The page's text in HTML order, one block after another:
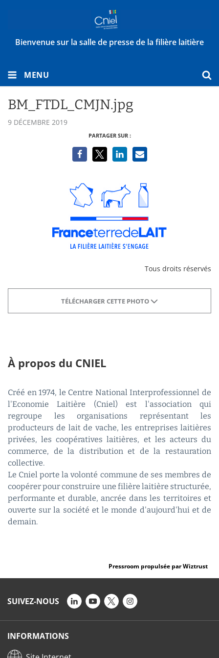
Bienvenue sur la salle de presse de la filière laitière
MENU
BM_FTDL_CMJN.jpg
9 DÉCEMBRE 2019
PARTAGER SUR :
Tous droits réservés
TÉLÉCHARGER CETTE PHOTO
À propos du CNIEL
Créé en 1974, le Centre National Interprofessionnel de
l'Economie Laitière (Cniel) est l'association qui
regroupe les organisations représentant les
producteurs de lait de vache, les entreprises laitières
privées, les coopératives laitières, et les acteurs du
commerce, de la distribution et de la restauration
collective.
Le Cniel porte la volonté commune de ses membres de
coopérer pour construire une filière laitière structurée,
performante et durable, ancrée dans les territoires et
ouverte sur la société et le monde d'aujourd'hui et de
demain.
Pressroom propulsée par Wiztrust
SUIVEZ-NOUS
INFORMATIONS